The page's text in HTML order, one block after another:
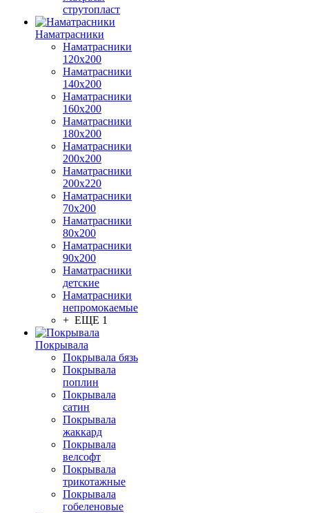
струтопласт
Наматрасники
Наматрасники
120х200
Наматрасники
140х200
Наматрасники
160х200
Наматрасники
180х200
Наматрасники
200х200
Наматрасники
200х220
Наматрасники
70х200
Наматрасники
80х200
Наматрасники
90х200
Наматрасники
детские
Наматрасники
непромокаемые
+ ЕЩЕ 1
Покрывала
Покрывала бязь
Покрывала
поплин
Покрывала
сатин
Покрывала
жаккард
Покрывала
велсофт
Покрывала
трикотажные
Покрывала
гобеленовые